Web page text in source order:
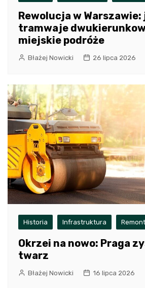
Rewolucja w Warszawie:
tramwaje
miejskie podróże
Błażej Nowicki 26 lipca 2026
Historia Infrastruktura
Okrzei na nowo: Praga
twarz
Błażej Nowicki 16 lipca 2026